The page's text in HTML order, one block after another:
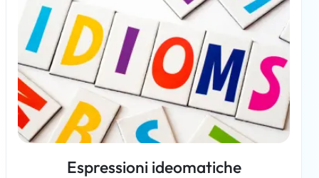
Espressioni ideomatiche